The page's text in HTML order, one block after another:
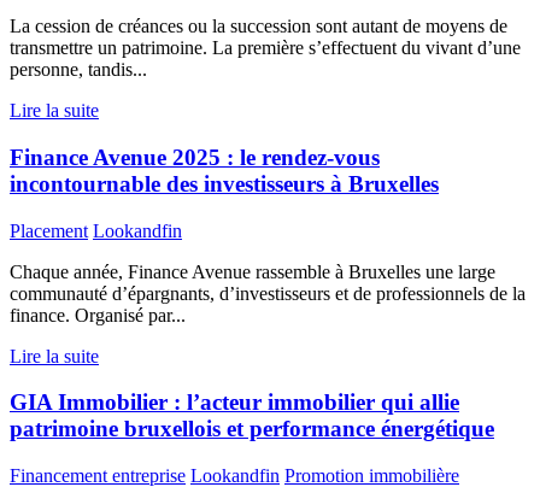
La cession de créances ou la succession sont autant de moyens de
transmettre un patrimoine. La première s’effectuent du vivant d’une
personne, tandis...
Lire la suite
Finance Avenue 2025 : le rendez-vous
incontournable des investisseurs à Bruxelles
Placement Lookandfin
Chaque année, Finance Avenue rassemble à Bruxelles une large
communauté d’épargnants, d’investisseurs et de professionnels de la
finance. Organisé par...
Lire la suite
GIA Immobilier : l’acteur immobilier qui allie
patrimoine bruxellois et performance énergétique
Financement entreprise Lookandfin Promotion immobilière